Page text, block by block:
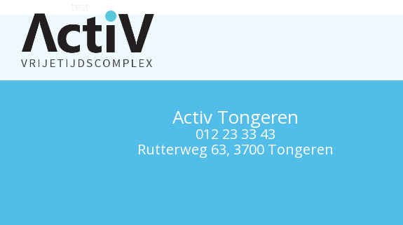
Activ Tongeren
012 23 33 43
Rutterweg 63, 3700 Tongeren